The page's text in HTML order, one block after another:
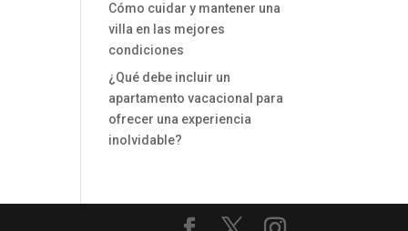
Cómo cuidar y mantener una
villa en las mejores
condiciones
¿Qué debe incluir un
apartamento vacacional para
ofrecer una experiencia
inolvidable?